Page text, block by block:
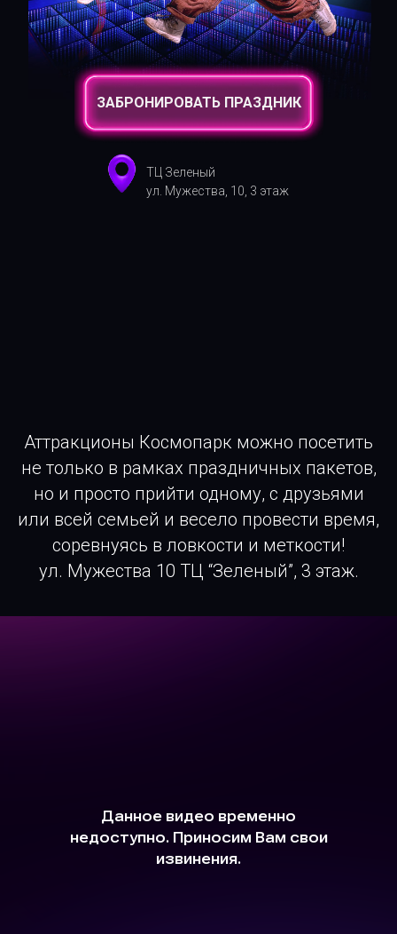
ТЦ Зеленый
ул. Мужества, 10, 3 этаж
ЗАБРОНИРОВАТЬ ПРАЗДНИК
Аттракционы Космопарк можно посетить
не только в рамках праздничных пакетов,
но и просто прийти одному, с друзьями
или всей семьей и весело провести время,
соревнуясь в ловкости и меткости!
ул. Мужества 10 ТЦ “Зеленый”, 3 этаж.